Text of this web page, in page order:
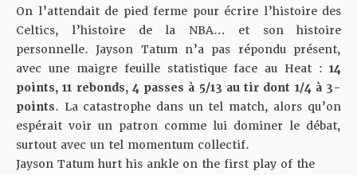
On l’attendait de pied ferme pour écrire l’histoire des
Celtics, l’histoire de la NBA… et son histoire
personnelle. Jayson Tatum n’a pas répondu présent,
avec une maigre feuille statistique face au Heat : 14
points, 11 rebonds, 4 passes à 5/13 au tir dont 1/4 à 3-
points. La catastrophe dans un tel match, alors qu’on
espérait voir un patron comme lui dominer le débat,
surtout avec un tel momentum collectif.
Jayson Tatum hurt his ankle on the first play of the